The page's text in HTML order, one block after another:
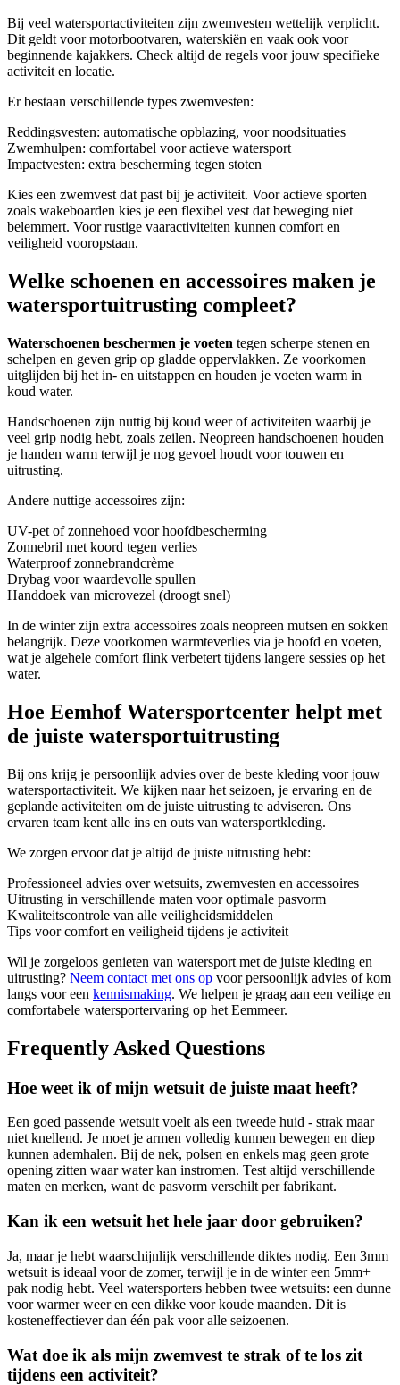
Bij veel watersportactiviteiten zijn zwemvesten wettelijk verplicht.
Dit geldt voor motorbootvaren, waterskiën en vaak ook voor
beginnende kajakkers. Check altijd de regels voor jouw specifieke
activiteit en locatie.
Er bestaan verschillende types zwemvesten:
Reddingsvesten: automatische opblazing, voor noodsituaties
Zwemhulpen: comfortabel voor actieve watersport
Impactvesten: extra bescherming tegen stoten
Kies een zwemvest dat past bij je activiteit. Voor actieve sporten
zoals wakeboarden kies je een flexibel vest dat beweging niet
belemmert. Voor rustige vaaractiviteiten kunnen comfort en
veiligheid vooropstaan.
Welke schoenen en accessoires maken je
watersportuitrusting compleet?
Waterschoenen beschermen je voeten tegen scherpe stenen en
schelpen en geven grip op gladde oppervlakken. Ze voorkomen
uitglijden bij het in- en uitstappen en houden je voeten warm in
koud water.
Handschoenen zijn nuttig bij koud weer of activiteiten waarbij je
veel grip nodig hebt, zoals zeilen. Neopreen handschoenen houden
je handen warm terwijl je nog gevoel houdt voor touwen en
uitrusting.
Andere nuttige accessoires zijn:
UV-pet of zonnehoed voor hoofdbescherming
Zonnebril met koord tegen verlies
Waterproof zonnebrandcrème
Drybag voor waardevolle spullen
Handdoek van microvezel (droogt snel)
In de winter zijn extra accessoires zoals neopreen mutsen en sokken
belangrijk. Deze voorkomen warmteverlies via je hoofd en voeten,
wat je algehele comfort flink verbetert tijdens langere sessies op het
water.
Hoe Eemhof Watersportcenter helpt met
de juiste watersportuitrusting
Bij ons krijg je persoonlijk advies over de beste kleding voor jouw
watersportactiviteit. We kijken naar het seizoen, je ervaring en de
geplande activiteiten om de juiste uitrusting te adviseren. Ons
ervaren team kent alle ins en outs van watersportkleding.
We zorgen ervoor dat je altijd de juiste uitrusting hebt:
Professioneel advies over wetsuits, zwemvesten en accessoires
Uitrusting in verschillende maten voor optimale pasvorm
Kwaliteitscontrole van alle veiligheidsmiddelen
Tips voor comfort en veiligheid tijdens je activiteit
Wil je zorgeloos genieten van watersport met de juiste kleding en
uitrusting? Neem contact met ons op voor persoonlijk advies of kom
langs voor een kennismaking. We helpen je graag aan een veilige en
comfortabele watersportervaring op het Eemmeer.
Frequently Asked Questions
Hoe weet ik of mijn wetsuit de juiste maat heeft?
Een goed passende wetsuit voelt als een tweede huid - strak maar
niet knellend. Je moet je armen volledig kunnen bewegen en diep
kunnen ademhalen. Bij de nek, polsen en enkels mag geen grote
opening zitten waar water kan instromen. Test altijd verschillende
maten en merken, want de pasvorm verschilt per fabrikant.
Kan ik een wetsuit het hele jaar door gebruiken?
Ja, maar je hebt waarschijnlijk verschillende diktes nodig. Een 3mm
wetsuit is ideaal voor de zomer, terwijl je in de winter een 5mm+
pak nodig hebt. Veel watersporters hebben twee wetsuits: een dunne
voor warmer weer en een dikke voor koude maanden. Dit is
kosteneffectiever dan één pak voor alle seizoenen.
Wat doe ik als mijn zwemvest te strak of te los zit
tijdens een activiteit?